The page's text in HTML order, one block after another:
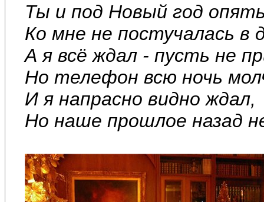
Ты и под Новый год
Ко мне не постучалась в
А я всё ждал - пусть не
Но телефон всю ночь
И я напрасно видно ждал,
Но наше прошлое назад